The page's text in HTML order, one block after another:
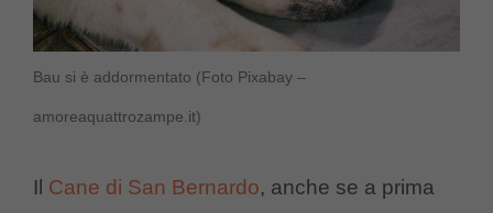
Bau si è addormentato (Foto Pixabay –
amoreaquattrozampe.it)
Il Cane di San Bernardo, anche se a prima